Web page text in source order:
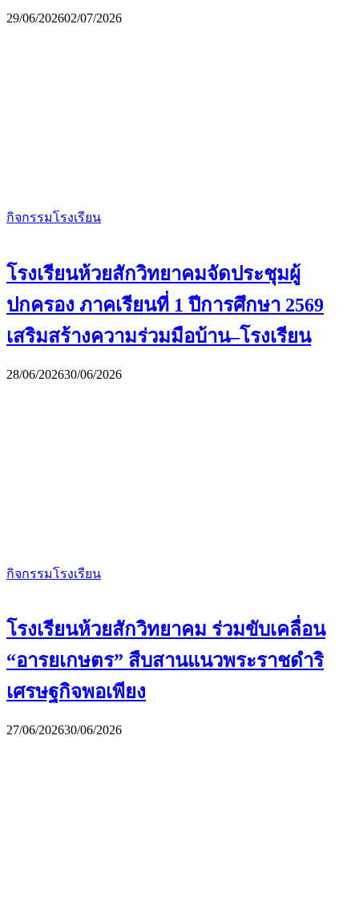
29/06/202602/07/2026
กิจกรรมโรงเรียน
โรงเรียนห้วยสักวิทยาคมจัดประชุมผู้
ปกครอง ภาคเรียนที่ 1 ปีการศึกษา 2569
เสริมสร้างความร่วมมือบ้าน–โรงเรียน
28/06/202630/06/2026
กิจกรรมโรงเรียน
โรงเรียนห้วยสักวิทยาคม ร่วมขับเคลื่อน
“อารยเกษตร” สืบสานแนวพระราชดำริ
เศรษฐกิจพอเพียง
27/06/202630/06/2026